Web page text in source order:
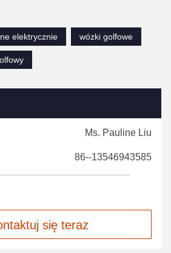
elektrycznie
wózki golfowe
Ms. Pauline Liu
86--13546943585
się teraz